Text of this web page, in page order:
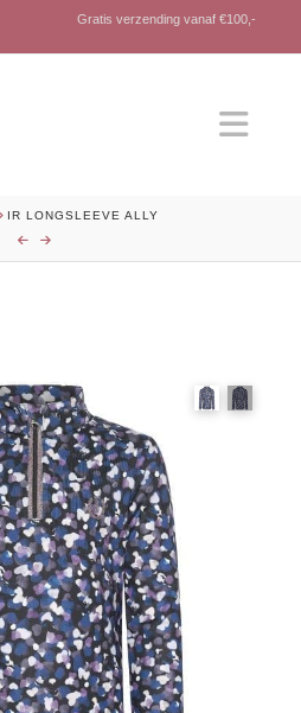
Gratis verzending vanaf €100,-
IR LONGSLEEVE ALLY